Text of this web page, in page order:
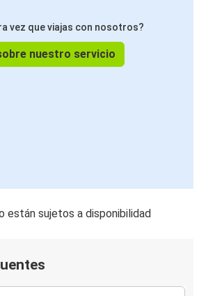
vez que viajas con nosotros?
nuestro servicio
están sujetos a disponibilidad